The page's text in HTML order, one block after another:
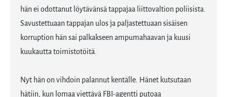
hän ei odottanut löytävänsä tappajaa liittovaltion poliisista.
Savustettuaan tappajan ulos ja paljastettuaan sisäisen
korruption hän sai palkakseen ampumahaavan ja kuusi
kuukautta toimistotöitä.
Nyt hän on vihdoin palannut kentälle. Hänet kutsutaan
hätiin, kun lomaa viettävä FBI-agentti putoaa